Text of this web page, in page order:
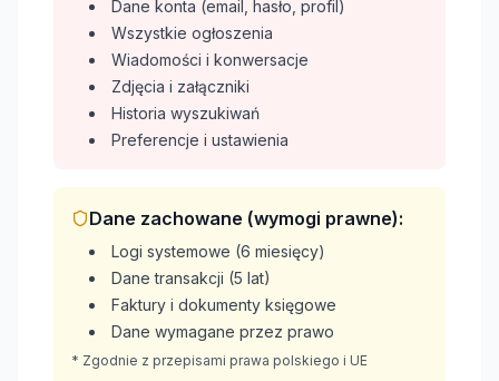
Dane konta (email, hasło, profil)
Wszystkie ogłoszenia
Wiadomości i konwersacje
Zdjęcia i załączniki
Historia wyszukiwań
Preferencje i ustawienia
Dane zachowane (wymogi prawne):
Logi systemowe (6 miesięcy)
Dane transakcji (5 lat)
Faktury i dokumenty księgowe
Dane wymagane przez prawo
* Zgodnie z przepisami prawa polskiego i UE